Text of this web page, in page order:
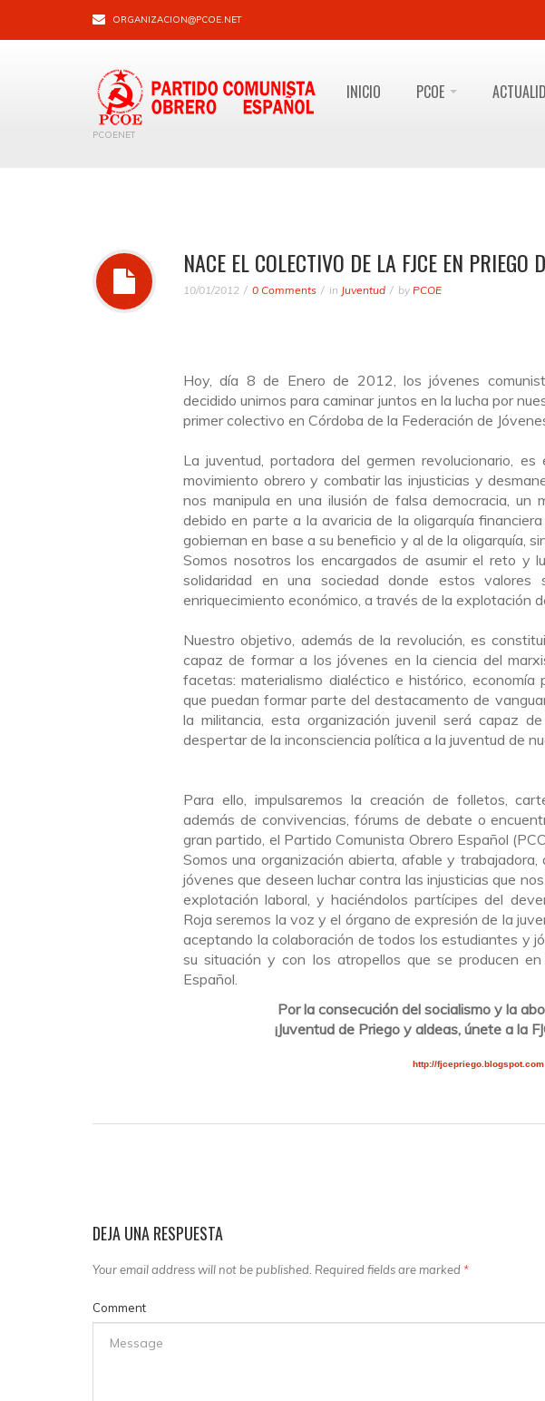
ORGANIZACION@PCOE.NET
PCOENET
INICIO PCOE
NACE EL COLECTIVO DE LA FJCE EN PRIEGO
10/01/2012 0 Comments in Juventud by PCOE
Hoy, día 8 de Enero de 2012, los jóvenes
decidido unirnos para caminar juntos en la lucha por
primer colectivo en Córdoba de la Federación de
La juventud, portadora del germen revolucionario,
movimiento obrero y combatir las injusticias y
nos manipula en una ilusión de falsa democracia, un
debido en parte a la avaricia de la oligarquía
gobiernan en base a su beneficio y al de la oligarquía,
Somos nosotros los encargados de asumir el reto y
solidaridad en una sociedad donde estos valores
enriquecimiento económico, a través de la explotación
Nuestro objetivo, además de la revolución, es
capaz de formar a los jóvenes en la ciencia del
facetas: materialismo dialéctico e histórico, economía
que puedan formar parte del destacamento de
la militancia, esta organización juvenil será capaz
despertar de la inconsciencia política a la juventud de
Para ello, impulsaremos la creación de folletos,
además de convivencias, fórums de debate o
gran partido, el Partido Comunista Obrero Español
Somos una organización abierta, afable y
jóvenes que deseen luchar contra las injusticias que
explotación laboral, y haciéndolos partícipes del
Roja seremos la voz y el órgano de expresión de la
aceptando la colaboración de todos los estudiantes y
su situación y con los atropellos que se producen
Español.
Por la consecución del socialismo y la
¡Juventud de Priego y aldeas, únete a la
http://fjcepriego.blogspot.com
DEJA UNA RESPUESTA
Your email address will not be published. Required fields are marked *
Comment